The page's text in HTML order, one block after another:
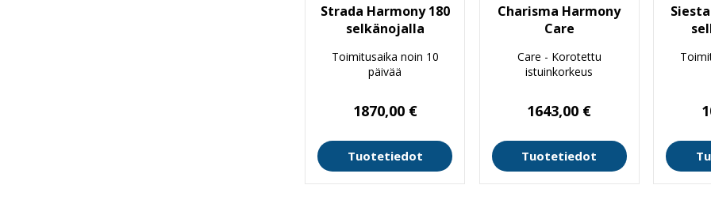
Strada Harmony 180
selkänojalla
Toimitusaika noin 10
päivää
1870,00 €
Tuotetiedot
Charisma Harmony
Care
Care - Korotettu
istuinkorkeus
1643,00 €
Tuotetiedot